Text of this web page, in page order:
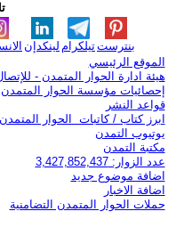
لينكدإن تيلكرامبنترست
الموقع الرئيسي
هيئة ادارة الحوار المتمدن -
إحصائيات مؤسسة الحوار المتمدن
قواعد النشر
ابرز كتاب / كاتبات الحوار المتمدن
يوتيوب التمدن
مكتبة التمدن
عدد الزوار: 3,427,852,437
اضافة موضوع جديد
اضافة الاخبار
حملات الحوار المتمدن التضامنية